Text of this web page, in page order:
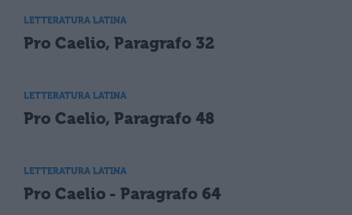
LETTERATURA LATINA
Pro Caelio, Paragrafo 32
LETTERATURA LATINA
Pro Caelio, Paragrafo 48
LETTERATURA LATINA
Pro Caelio - Paragrafo 64